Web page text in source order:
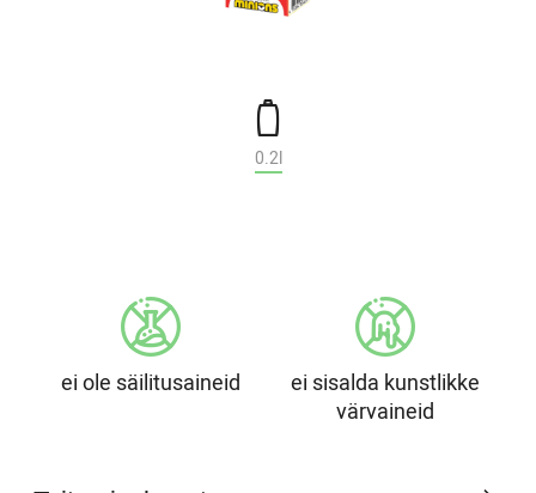
0.2l
ei ole säilitusaineid
ei sisalda kunstlikke
värvaineid